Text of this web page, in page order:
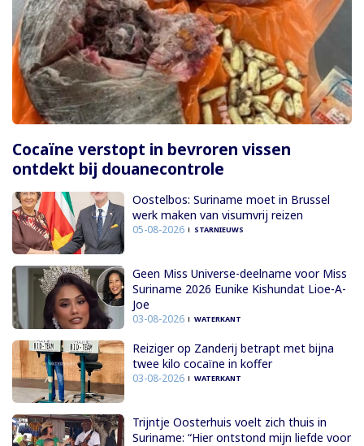
Cocaïne verstopt in bevroren vissen
ontdekt bij douanecontrole
Oostelbos: Suriname moet in Brussel
werk maken van visumvrij reizen
05-08-2026 STARNIEUWS
Geen Miss Universe-deelname voor Miss
Suriname 2026 Eunike Kishundat Lioe-A-
Joe
03-08-2026 WATERKANT
Reiziger op Zanderij betrapt met bijna
twee kilo cocaïne in koffer
03-08-2026 WATERKANT
Trijntje Oosterhuis voelt zich thuis in
Suriname: “Hier ontstond mijn liefde voor